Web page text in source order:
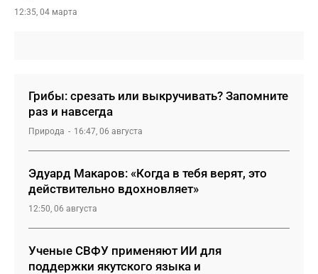
12:35, 04 марта
Грибы: срезать или выкручивать? Запомните
раз и навсегда
Природа 16:47, 06 августа
Эдуард Макаров: «Когда в тебя верят, это
действительно вдохновляет»
12:50, 06 августа
Ученые СВФУ применяют ИИ для
поддержки якутского языка и